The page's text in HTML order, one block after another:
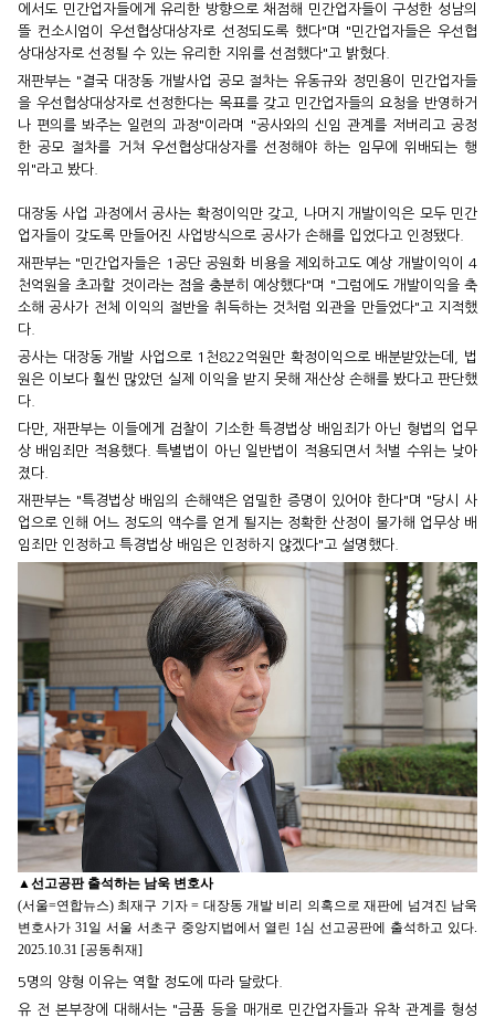
에서도 민간업자들에게 유리한 방향으로 채점해 민간업자들이 구성한 성남의
뜰 컨소시엄이 우선협상대상자로 선정되도록 했다"며 "민간업자들은 우선협
상대상자로 선정될 수 있는 유리한 지위를 선점했다"고 밝혔다.
재판부는 "결국 대장동 개발사업 공모 절차는 유동규와 정민용이 민간업자들
을 우선협상대상자로 선정한다는 목표를 갖고 민간업자들의 요청을 반영하거
나 편의를 봐주는 일련의 과정"이라며 "공사와의 신임 관계를 저버리고 공정
한 공모 절차를 거쳐 우선협상대상자를 선정해야 하는 임무에 위배되는 행
위"라고 봤다.
대장동 사업 과정에서 공사는 확정이익만 갖고, 나머지 개발이익은 모두 민간
업자들이 갖도록 만들어진 사업방식으로 공사가 손해를 입었다고 인정됐다.
재판부는 "민간업자들은 1공단 공원화 비용을 제외하고도 예상 개발이익이 4
천억원을 초과할 것이라는 점을 충분히 예상했다"며 "그럼에도 개발이익을 축
소해 공사가 전체 이익의 절반을 취득하는 것처럼 외관을 만들었다"고 지적했
다.
공사는 대장동 개발 사업으로 1천822억원만 확정이익으로 배분받았는데, 법
원은 이보다 훨씬 많았던 실제 이익을 받지 못해 재산상 손해를 봤다고 판단했
다.
다만, 재판부는 이들에게 검찰이 기소한 특경법상 배임죄가 아닌 형법의 업무
상 배임죄만 적용했다. 특별법이 아닌 일반법이 적용되면서 처벌 수위는 낮아
졌다.
재판부는 "특경법상 배임의 손해액은 엄밀한 증명이 있어야 한다"며 "당시 사
업으로 인해 어느 정도의 액수를 얻게 될지는 정확한 산정이 불가해 업무상 배
임죄만 인정하고 특경법상 배임은 인정하지 않겠다"고 설명했다.
▲ 선고공판 출석하는 남욱 변호사
(서울=연합뉴스) 최재구 기자 = 대장동 개발 비리 의혹으로 재판에 넘겨진 남욱
변호사가 31일 서울 서초구 중앙지법에서 열린 1심 선고공판에 출석하고 있다.
2025.10.31 [공동취재]
5명의 양형 이유는 역할 정도에 따라 달랐다.
유 전 본부장에 대해서는 "금품 등을 매개로 민간업자들과 유착 관계를 형성